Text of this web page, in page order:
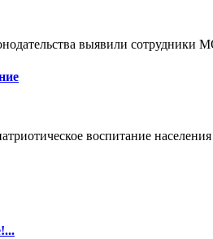
выявили
воспитание